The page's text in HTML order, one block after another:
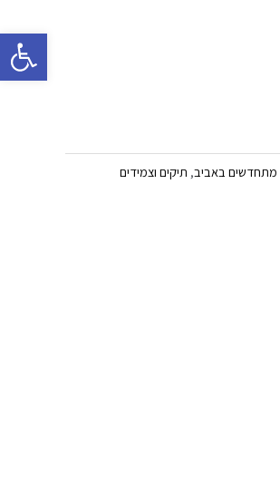
פתח
מתחדשים באביב, תיקים וצמידים